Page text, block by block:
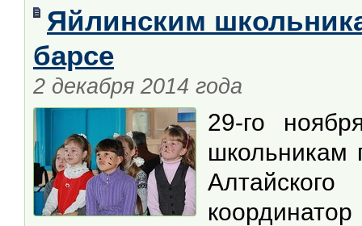
Яйлинским
барсе
2 декабря 2014 года
29-го
школьникам